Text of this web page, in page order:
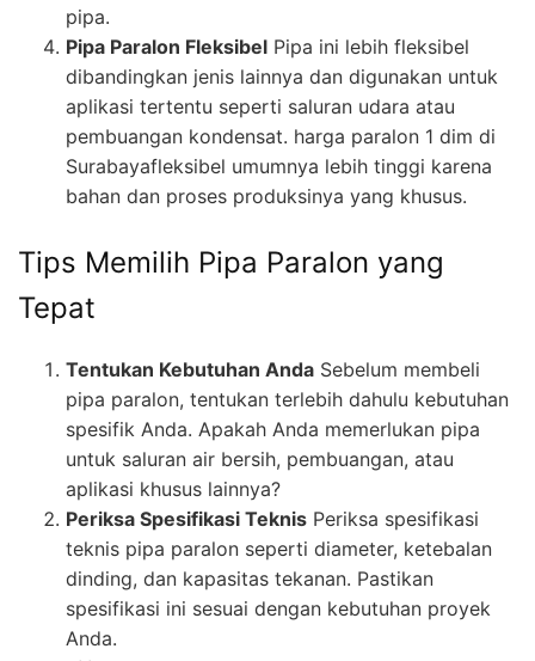
pipa.
Pipa Paralon Fleksibel Pipa ini lebih fleksibel
dibandingkan jenis lainnya dan digunakan untuk
aplikasi tertentu seperti saluran udara atau
pembuangan kondensat. harga paralon 1 dim di
Surabayafleksibel umumnya lebih tinggi karena
bahan dan proses produksinya yang khusus.
Tips Memilih Pipa Paralon yang
Tepat
Tentukan Kebutuhan Anda Sebelum membeli
pipa paralon, tentukan terlebih dahulu kebutuhan
spesifik Anda. Apakah Anda memerlukan pipa
untuk saluran air bersih, pembuangan, atau
aplikasi khusus lainnya?
Periksa Spesifikasi Teknis Periksa spesifikasi
teknis pipa paralon seperti diameter, ketebalan
dinding, dan kapasitas tekanan. Pastikan
spesifikasi ini sesuai dengan kebutuhan proyek
Anda.